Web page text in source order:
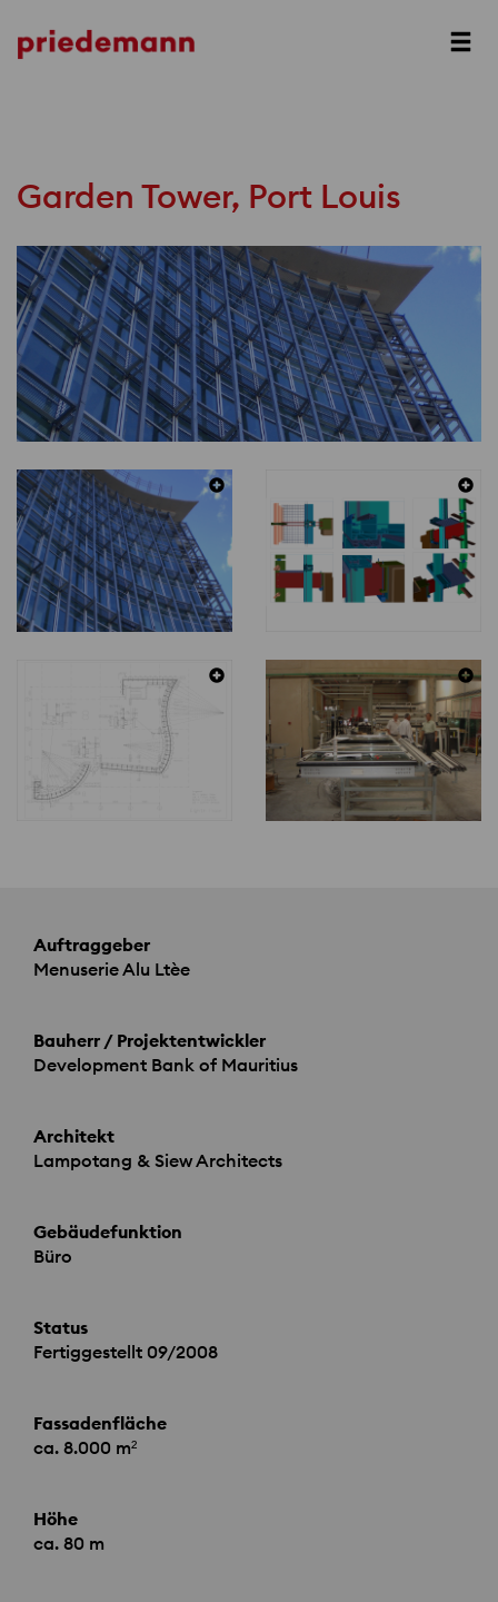
Prev
Garden Tower, Port Louis
Auftraggeber
Menuserie Alu Ltèe
Bauherr / Projektentwickler
Development Bank of Mauritius
Architekt
Lampotang & Siew Architects
Gebäudefunktion
Büro
Status
Fertiggestellt 09/2008
Fassadenfläche
ca. 8.000 m²
Höhe
ca. 80 m